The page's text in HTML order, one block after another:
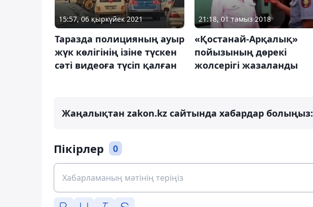
15:57, 06 қыркүйек 2021
Таразда полицияның ауыр
жүк көлігінің ізіне түскен
сәті видеоға түсіп қалған
21:18, 01 тамыз 2018
«Қостанай-Арқалық»
пойызының дөрекі
жолсерігі жазаланды
Жаңалықтан zakon.kz сайтында хабардар болыңыз:
Пікірлер 0